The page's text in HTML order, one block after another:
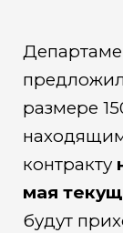
размере
контракту
мая
будут